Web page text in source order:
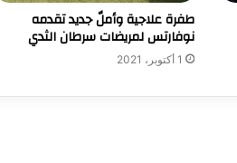
طفرة علاجية وأملٌ جديد تقدمه
نوفارتس لمريضات سرطان الثدي
1 أكتوبر، 2021